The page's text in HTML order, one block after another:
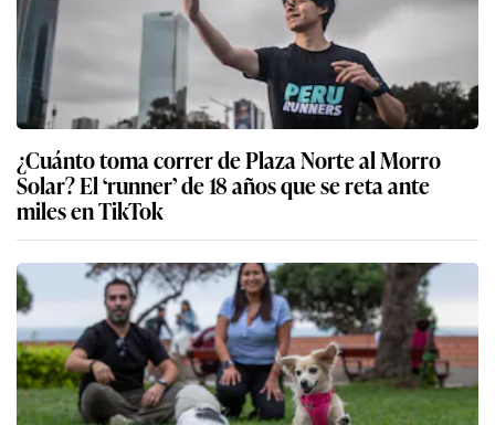
¿Cuánto toma correr de Plaza Norte al Morro
Solar? El ‘runner’ de 18 años que se reta ante
miles en TikTok